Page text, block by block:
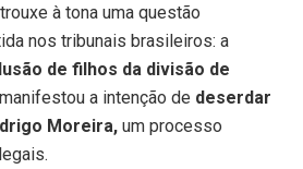
à tona uma questão
nos tribunais brasileiros: a
de filhos da divisão de
a intenção de deserdar
Moreira, um processo